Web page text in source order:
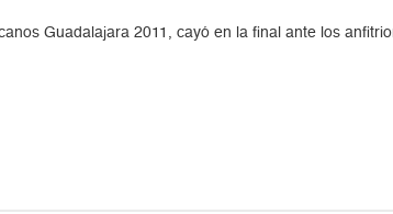
Guadalajara 2011, cayó en la final ante los